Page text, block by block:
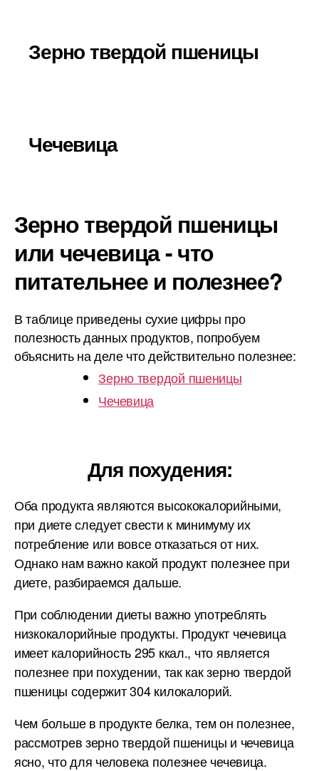
Зерно твердой пшеницы
Чечевица
Зерно твердой пшеницы
или чечевица - что
питательнее и полезнее?
В таблице приведены сухие цифры про
полезность данных продуктов, попробуем
объяснить на деле что действительно полезнее:
Зерно твердой пшеницы
Чечевица
Для похудения:
Оба продукта являются высококалорийными,
при диете следует свести к минимуму их
потребление или вовсе отказаться от них.
Однако нам важно какой продукт полезнее при
диете, разбираемся дальше.
При соблюдении диеты важно употреблять
низкокалорийные продукты. Продукт чечевица
имеет калорийность 295 ккал., что является
полезнее при похудении, так как зерно твердой
пшеницы содержит 304 килокалорий.
Чем больше в продукте белка, тем он полезнее,
рассмотрев зерно твердой пшеницы и чечевица
ясно, что для человека полезнее чечевица.